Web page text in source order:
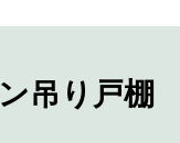
吊り戸棚